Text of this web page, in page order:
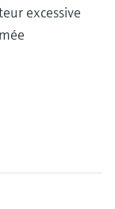
excessive